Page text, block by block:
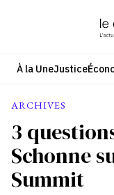
À la UneJustice
ARCHIVES
3
Schonne
Summit